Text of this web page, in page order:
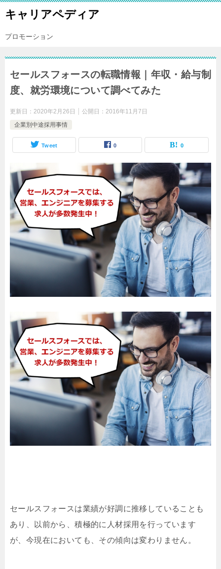
キャリアペディア
プロモーション
セールスフォースの転職情報｜年収・給与制
度、就労環境について調べてみた
更新日： 2020年2月26日 公開日： 2016年11月7日
企業別中途採用事情
Tweet 0 0
セールスフォースは業績が好調に推移していることも
あり、以前から、積極的に人材採用を行っています
が、今現在においても、その傾向は変わりません。